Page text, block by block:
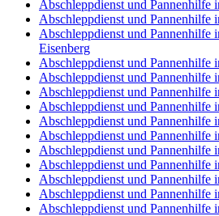
Abschleppdienst und Pannenhilfe
Abschleppdienst und Pannenhilfe
Abschleppdienst und Pannenhilfe
Eisenberg
Abschleppdienst und Pannenhilfe
Abschleppdienst und Pannenhilfe
Abschleppdienst und Pannenhilfe
Abschleppdienst und Pannenhilfe
Abschleppdienst und Pannenhilfe
Abschleppdienst und Pannenhilfe
Abschleppdienst und Pannenhilfe
Abschleppdienst und Pannenhilfe
Abschleppdienst und Pannenhilfe
Abschleppdienst und Pannenhilfe
Abschleppdienst und Pannenhilfe